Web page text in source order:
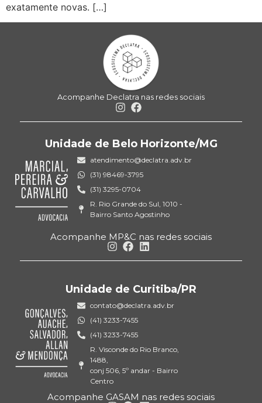
exatamente novas. […]
Acompanhe Declatra nas redes sociais
Unidade de Belo Horizonte/MG
atendimento@declatra.adv.br
(31) 98469-3795
(31) 3295-0704
R. Rio Grande do Sul, 1010 -
Bairro Santo Agostinho
Acompanhe MP&C nas redes sociais
Unidade de Curitiba/PR
contato@declatra.adv.br
(41) 3233-7455
(41) 3233-7455
R. Visconde do Rio Branco,
1488,
conj 506, 5º andar - Bairro
Centro
Acompanhe GASAM nas redes sociais